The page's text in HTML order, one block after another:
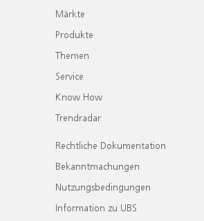
Märkte
Produkte
Themen
Service
Know How
Trendradar
Rechtliche Dokumentation
Bekanntmachungen
Nutzungsbedingungen
Information zu UBS